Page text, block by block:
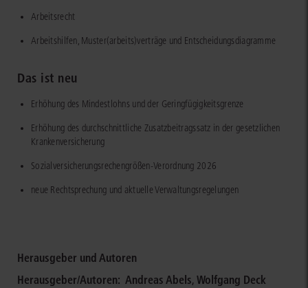
Arbeitsrecht
Arbeitshilfen, Muster(arbeits)verträge und Entscheidungsdiagramme
Das ist neu
Erhöhung des Mindestlohns und der Geringfügigkeitsgrenze
Erhöhung des durchschnittliche Zusatzbeitragssatz in der gesetzlichen
Krankenversicherung
Sozialversicherungsrechengrößen-Verordnung 2026
neue Rechtsprechung und aktuelle Verwaltungsregelungen​​​​​​​​​​​​​​​​​​​​​​​​​​​​​​​​​​​​​​​​​​​​​​​​​​​​​​
Herausgeber und Autoren
Herausgeber/Autoren: Andreas Abels, Wolfgang Deck